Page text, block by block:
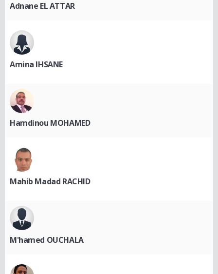
Adnane EL ATTAR
Amina IHSANE
Hamdinou MOHAMED
Mahib Madad RACHID
M'hamed OUCHALA